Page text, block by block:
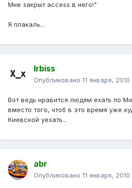
Мне закрыт access в него!"
Я плакаль...
Irbiss
Опубликовано 11 января, 2010
Вот ведь нравится людям ехать по
вместо того, чтоб в это время уже
Киевской уехать...
abr
Опубликовано 11 января, 2010